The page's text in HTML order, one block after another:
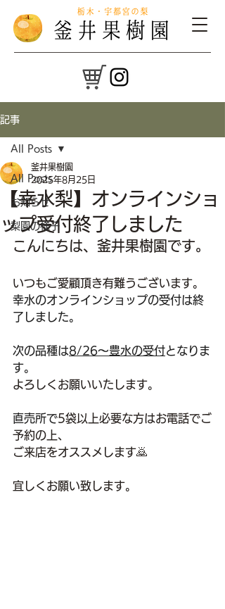
記事
All Posts
お知らせ
梨園の様子
All Posts
【幸水梨】オンラインショ
ップ受付終了しました
釜井果樹園
2025年8月25日
こんにちは、釜井果樹園です。
いつもご愛顧頂き有難うございます。
幸水のオンラインショップの受付は終
了しました。
次の品種は8/26～豊水の受付となりま
す。
よろしくお願いいたします。
直売所で5袋以上必要な方はお電話でご
予約の上、
ご来店をオススメします🙇
宜しくお願い致します。